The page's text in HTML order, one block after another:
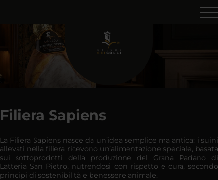
Filiera Sapiens
La Filiera Sapiens nasce da un’idea semplice ma antica: i suini
allevati nella filiera ricevono un’alimentazione speciale, basata
sui sottoprodotti della produzione del Grana Padano di
Latteria San Pietro, nutrendosi con rispetto e cura, secondo
principi di sostenibilità e benessere animale.